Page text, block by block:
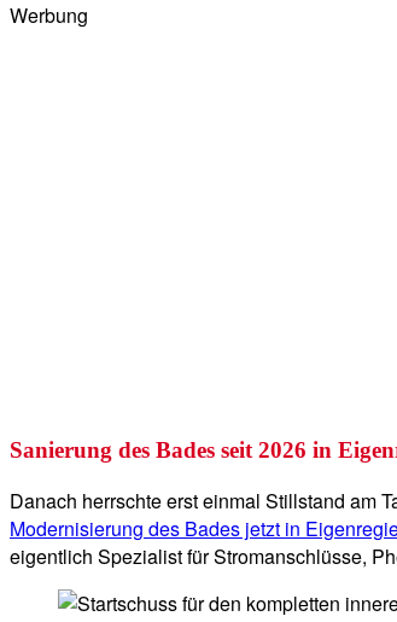
Werbung
Sanierung des Bades seit 2026 in
Danach herrschte erst einmal Stillstand am
Modernisierung des Bades jetzt in
eigentlich Spezialist für Stromanschlüsse,